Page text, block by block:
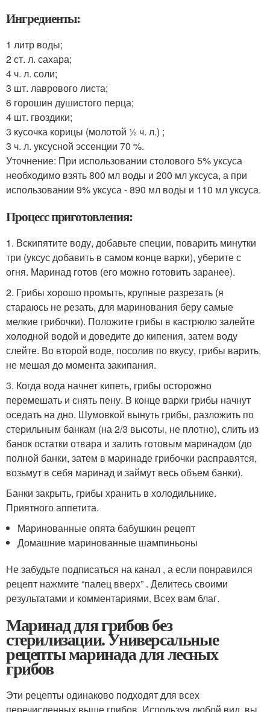
Ингредиенты:
1 литр воды;
2 ст. л. сахара;
4 ч. л. соли;
3 шт. лаврового листа;
6 горошин душистого перца;
4 шт. гвоздики;
3 кусочка корицы (молотой ½ ч. л.) ;
3 ч. л. уксусной эссенции 70 %.
Уточнение: При использовании столового 5% уксуса
необходимо взять 800 мл воды и 200 мл уксуса, а при
использовании 9% уксуса - 890 мл воды и 110 мл уксуса.
Процесс приготовления:
1. Вскипятите воду, добавьте специи, поварить минутки
три (уксус добавить в самом конце варки), уберите с
огня. Маринад готов (его можно готовить заранее).
2. Грибы хорошо промыть, крупные разрезать (я
стараюсь не резать, для маринования беру самые
мелкие грибочки). Положите грибы в кастрюлю залейте
холодной водой и доведите до кипения, затем воду
слейте. Во второй воде, посолив по вкусу, грибы варить,
не мешая до момента закипания.
3. Когда вода начнет кипеть, грибы осторожно
перемешать и снять пену. В конце варки грибы начнут
оседать на дно. Шумовкой вынуть грибы, разложить по
стерильным банкам (на 2/3 высоты, не плотно), слить из
банок остатки отвара и залить готовым маринадом (до
полной банки, затем в маринаде грибочки расправятся,
возьмут в себя маринад и займут весь объем банки).
Банки закрыть, грибы хранить в холодильнике.
Приятного аппетита.
Маринованные опята бабушкин рецепт
Домашние маринованные шампиньоны
Не забудьте подписаться на канал , а если понравился
рецепт нажмите “палец вверх” . Делитесь своими
результатами и комментариями. Всех вам благ.
Маринад для грибов без
стерилизации. Универсальные
рецепты маринада для лесных
грибов
Эти рецепты одинаково подходят для всех
перечисленных выше грибов. Используя любой вид, вы